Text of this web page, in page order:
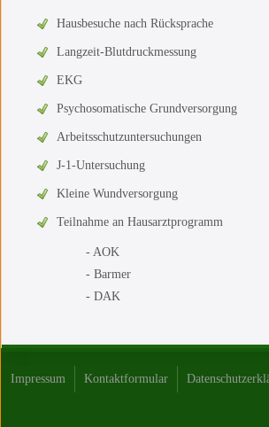
Hausbesuche nach Rücksprache
Langzeit-Blutdruckmessung
EKG
Psychosomatische Grundversorgung
Arbeitsschutzuntersuchungen
J-1-Untersuchung
Kleine Wundversorgung
Teilnahme an Hausarztprogramm
- AOK
- Barmer
- DAK
Impressum Kontaktformular